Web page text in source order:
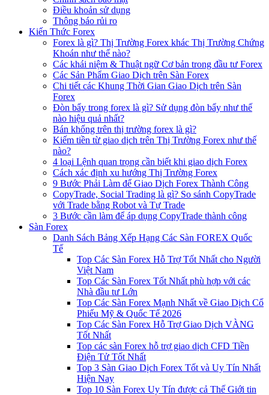
Điều khoản sử dụng
Thông báo rủi ro
Kiến Thức Forex
Forex là gì? Thị Trường Forex khác Thị Trường Chứng
Khoán như thế nào?
Các khái niệm & Thuật ngữ Cơ bản trong đầu tư Forex
Các Sản Phẩm Giao Dịch trên Sàn Forex
Chi tiết các Khung Thời Gian Giao Dịch trên Sàn
Forex
Đòn bẩy trong forex là gì? Sử dụng đòn bẩy như thế
nào hiệu quả nhất?
Bán khống trên thị trường forex là gì?
Kiếm tiền từ giao dịch trên Thị Trường Forex như thế
nào?
4 loại Lệnh quan trọng cần biết khi giao dịch Forex
Cách xác định xu hướng Thị Trường Forex
9 Bước Phải Làm để Giao Dịch Forex Thành Công
CopyTrade, Social Trading là gì? So sánh CopyTrade
với Trade bằng Robot và Tự Trade
3 Bước cần làm để áp dụng CopyTrade thành công
Sàn Forex
Danh Sách Bảng Xếp Hạng Các Sàn FOREX Quốc
Tế
Top Các Sàn Forex Hỗ Trợ Tốt Nhất cho Người
Việt Nam
Top Các Sàn Forex Tốt Nhất phù hợp với các
Nhà đầu tư Lớn
Top Các Sàn Forex Mạnh Nhất về Giao Dịch Cổ
Phiếu Mỹ & Quốc Tế 2026
Top Các Sàn Forex Hỗ Trợ Giao Dịch VÀNG
Tốt Nhất
Top các sàn Forex hỗ trợ giao dịch CFD Tiền
Điện Tử Tốt Nhất
Top 3 Sàn Giao Dịch Forex Tốt và Uy Tín Nhất
Hiện Nay
Top 10 Sàn Forex Uy Tín được cả Thế Giới tin